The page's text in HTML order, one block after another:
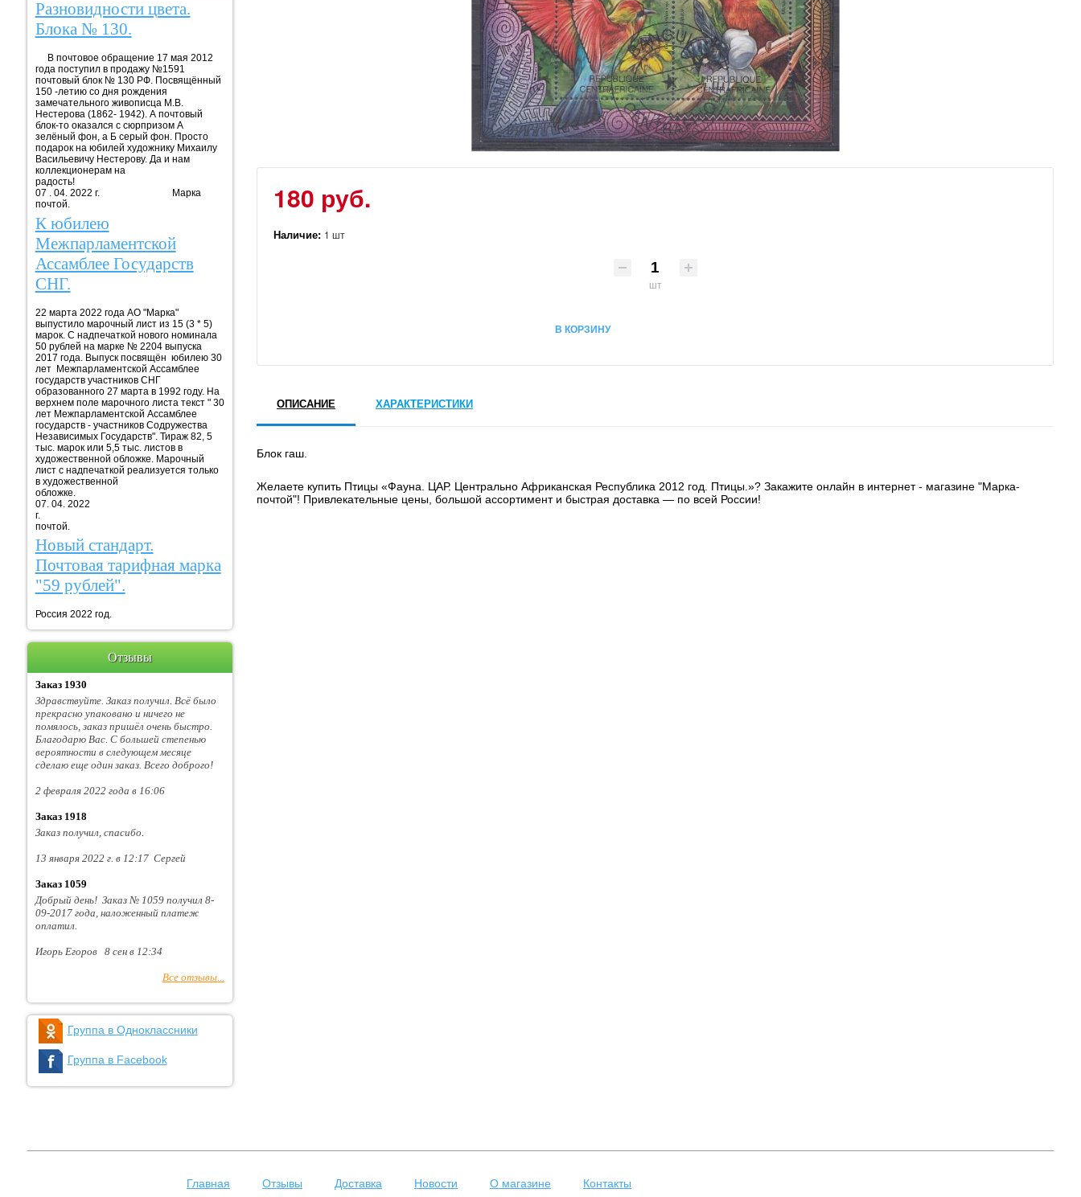
180 руб.
Наличие: 1 шт
шт
В КОРЗИНУ
ОПИСАНИЕ ХАРАКТЕРИСТИКИ
Блок гаш.
Желаете купить Птицы «Фауна. ЦАР. Центрально Африканская Республика 2012 год. Птицы.»? Закажите онлайн в интернет - магазине "Марка-
почтой"! Привлекательные цены, большой ассортимент и быстрая доставка — по всей России!
Разновидности цвета.
Блока № 130.
В почтовое обращение 17 мая 2012
года поступил в продажу №1591
почтовый блок № 130 РФ. Посвящённый
150 -летию со дня рождения
замечательного живописца М.В.
Нестерова (1862- 1942). А почтовый
блок-то оказался с сюрпризом А
зелёный фон, а Б серый фон. Просто
подарок на юбилей художнику Михаилу
Васильевичу Нестерову. Да и нам
коллекционерам на
радость!
07 . 04. 2022 г. Марка
почтой.
К юбилею
Межпарламентской
Ассамблее Государств
СНГ.
22 марта 2022 года АО "Марка"
выпустило марочный лист из 15 (3 * 5)
марок. С надпечаткой нового номинала
50 рублей на марке № 2204 выпуска
2017 года. Выпуск посвящён юбилею 30
лет Межпарламентской Ассамблее
государств участников СНГ
образованного 27 марта в 1992 году. На
верхнем поле марочного листа текст " 30
лет Межпарламентской Ассамблее
государств - участников Содружества
Независимых Государств". Тираж 82, 5
тыс. марок или 5,5 тыс. листов в
художественной обложке. Марочный
лист с надпечаткой реализуется только
в художественной
обложке.
07. 04. 2022
г. Марка
почтой.
Новый стандарт.
Почтовая тарифная марка
"59 рублей".
Россия 2022 год.
Отзывы
Заказ 1930
Здравствуйте. Заказ получил. Всё было
прекрасно упаковано и ничего не
помялось, заказ пришёл очень быстро.
Благодарю Вас. С большей степенью
вероятности в следующем месяце
сделаю еще один заказ. Всего доброго!
2 февраля 2022 года в 16:06
Заказ 1918
Заказ получил, спасибо.
13 января 2022 г. в 12:17 Сергей
Заказ 1059
Добрый день! Заказ № 1059 получил 8-
09-2017 года, наложенный платеж
оплатил.
Игорь Егоров 8 сен в 12:34
Все отзывы...
Группа в Одноклассники
Группа в Facebook
Главная Отзывы Доставка Новости О магазине Контакты